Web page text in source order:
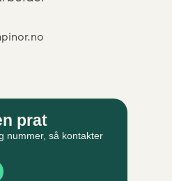
prat
nummer, så kontakter